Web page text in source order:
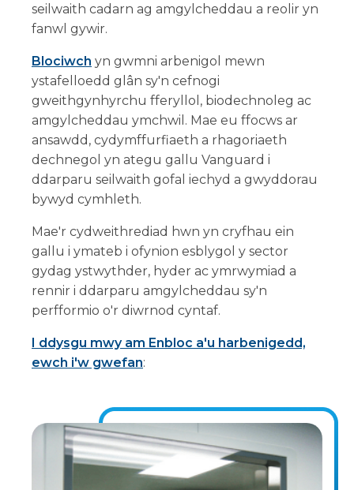
seilwaith cadarn ag amgylcheddau a reolir yn
fanwl gywir.
Blociwch yn gwmni arbenigol mewn
ystafelloedd glân sy'n cefnogi
gweithgynhyrchu fferyllol, biodechnoleg ac
amgylcheddau ymchwil. Mae eu ffocws ar
ansawdd, cydymffurfiaeth a rhagoriaeth
dechnegol yn ategu gallu Vanguard i
ddarparu seilwaith gofal iechyd a gwyddorau
bywyd cymhleth.
Mae'r cydweithrediad hwn yn cryfhau ein
gallu i ymateb i ofynion esblygol y sector
gydag ystwythder, hyder ac ymrwymiad a
rennir i ddarparu amgylcheddau sy'n
perfformio o'r diwrnod cyntaf.
I ddysgu mwy am Enbloc a'u harbenigedd,
ewch i'w gwefan: